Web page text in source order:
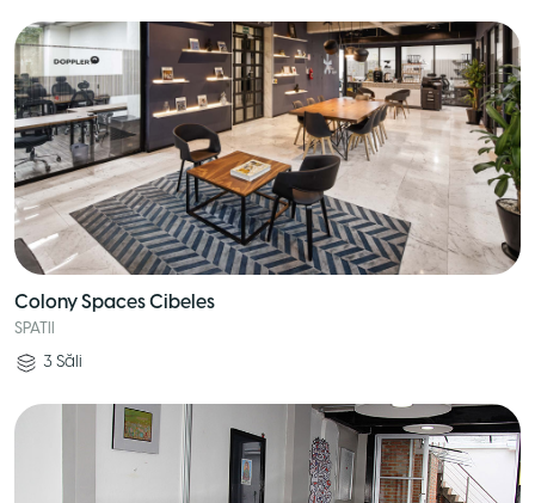
Colony Spaces Cibeles
SPATII
3 Săli